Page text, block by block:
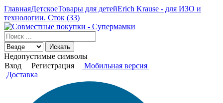
ГлавнаяДетскоеТовары для детейErich Krause - для ИЗО и
технологии. Сток (33)
Искать
Недопустимые символы
Вход
Регистрация
Мобильная версия
Доставка